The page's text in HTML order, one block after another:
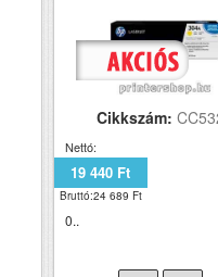
Cikkszám:
Nettó:
19 440 Ft
Bruttó:24 689 Ft
0..